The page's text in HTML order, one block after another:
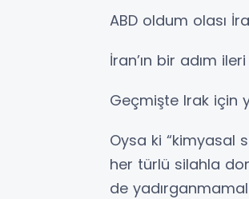
ABD oldum olası
İran’ın bir adım
Geçmişte Irak için
Oysa ki “kimyasal
her türlü silahla
de